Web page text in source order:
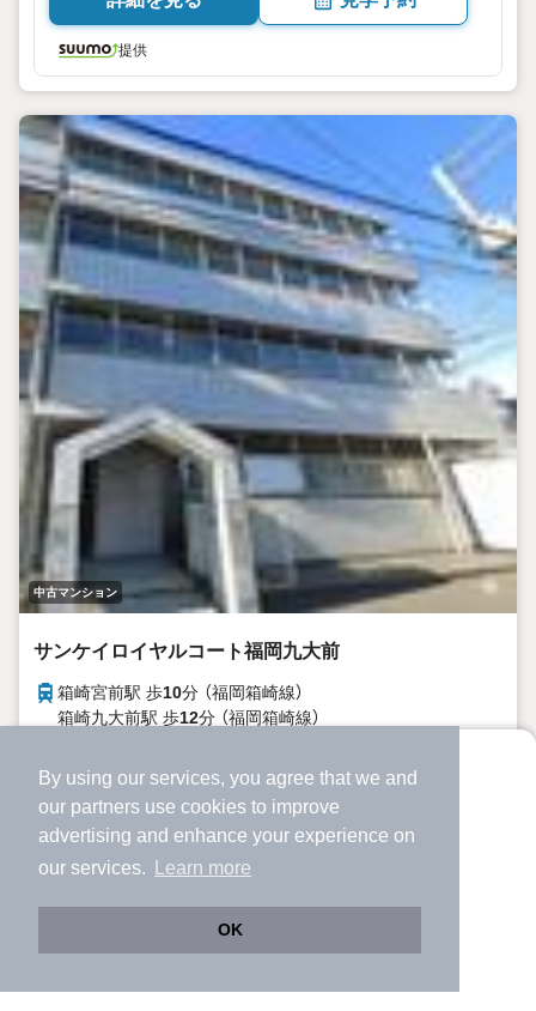
By using our services, you agree that we and
our partners use cookies to improve
advertising and enhance your experience on
our services.
Learn more
OK
より使いやすくなった
アプリで物件探ししませんか？
サクサク動く地図で物件検索
提供
中古マンション
サンケイロイヤルコート福岡九大前
箱崎宮前駅 歩10分 （福岡箱崎線）
箱崎九大前駅 歩12分 （福岡箱崎線）
階建 4階建 37年9ヶ月
360万円
3階 / 1K / 22.0m²